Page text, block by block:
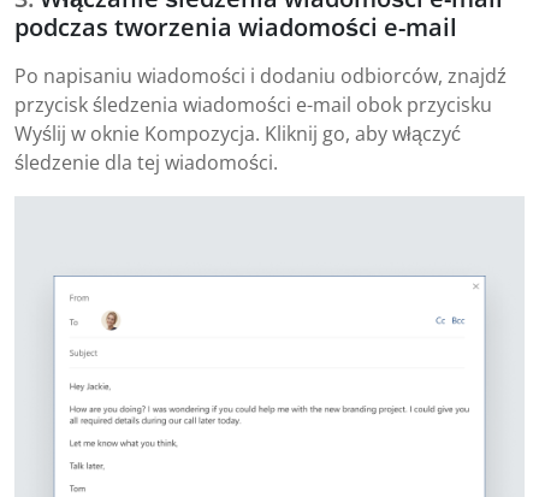
podczas tworzenia wiadomości e-mail
Po napisaniu wiadomości i dodaniu odbiorców, znajdź
przycisk śledzenia wiadomości e-mail obok przycisku
Wyślij w oknie Kompozycja. Kliknij go, aby włączyć
śledzenie dla tej wiadomości.